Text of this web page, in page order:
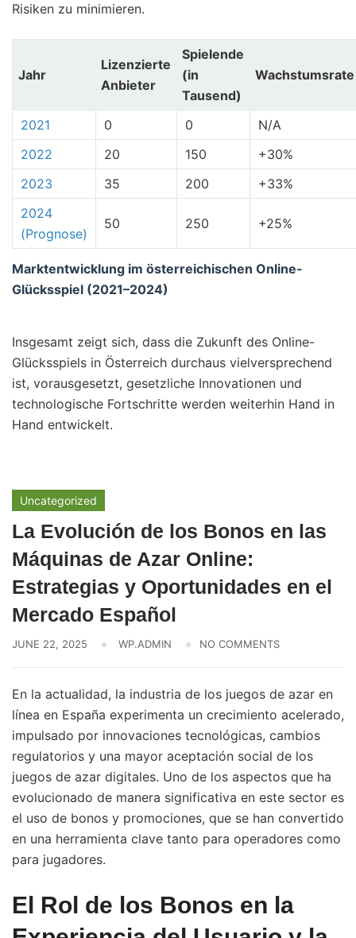
Risiken zu minimieren.
Marktentwicklung im österreichischen Online-
Glücksspiel (2021–2024)
Jahr
Lizenzierte
Anbieter
Spielende
(in
Tausend)
Wachstumsrate
2021 0 0
N/A
2022
20 150
+30%
2023
35 200
+33%
2024
(Prognose)
50 250 +25%
Insgesamt zeigt sich, dass die Zukunft des Online-
Glücksspiels in Österreich durchaus vielversprechend
ist, vorausgesetzt, gesetzliche Innovationen und
technologische Fortschritte werden weiterhin Hand in
Hand entwickelt.
Uncategorized
La Evolución de los Bonos en las
Máquinas de Azar Online:
Estrategias y Oportunidades en el
Mercado Español
JUNE 22, 2025 WP.ADMIN NO COMMENTS
En la actualidad, la industria de los juegos de azar en
línea en España experimenta un crecimiento acelerado,
impulsado por innovaciones tecnológicas, cambios
regulatorios y una mayor aceptación social de los
juegos de azar digitales. Uno de los aspectos que ha
evolucionado de manera significativa en este sector es
el uso de bonos y promociones, que se han convertido
en una herramienta clave tanto para operadores como
para jugadores.
El Rol de los Bonos en la